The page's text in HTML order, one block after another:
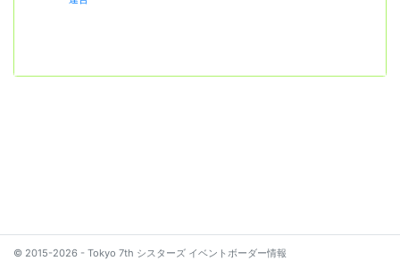
© 2015-2026 - Tokyo 7th シスターズ イベントボーダー情報